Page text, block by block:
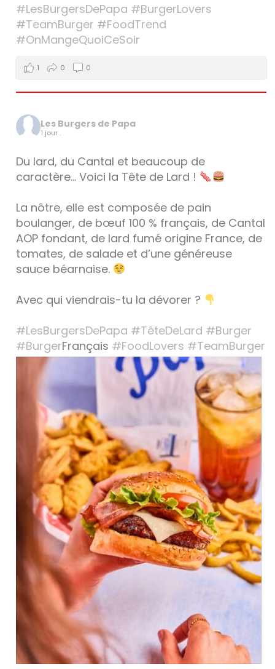
#LesBurgersDePapa #BurgerLovers
#TeamBurger #FoodTrend
#OnMangeQuoiCeSoir
1 0 0
Les Burgers de Papa
1 jour .
Du lard, du Cantal et beaucoup de
caractère… Voici la Tête de Lard !
La nôtre, elle est composée de pain
boulanger, de bœuf 100 % français, de Cantal
AOP fondant, de lard fumé origine France, de
tomates, de salade et d’une généreuse
sauce béarnaise.
Avec qui viendrais-tu la dévorer ?
#LesBurgersDePapa #TêteDeLard #Burger
#BurgerFrançais #FoodLovers #TeamBurger